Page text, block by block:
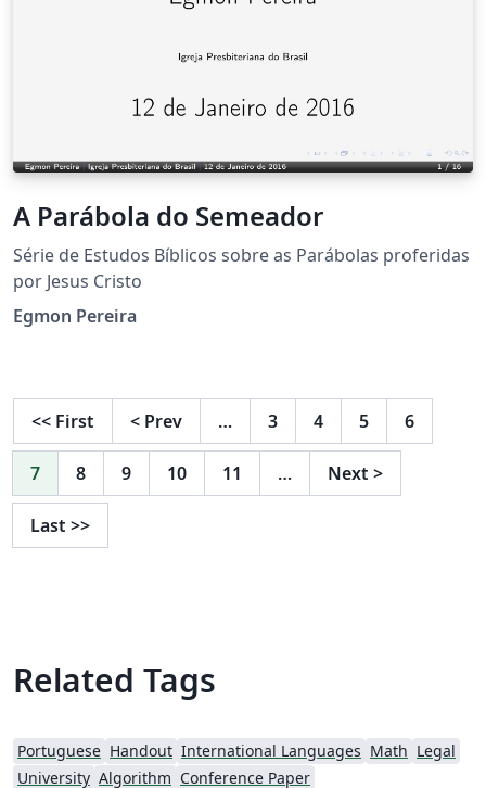
A Parábola do Semeador
Série de Estudos Bíblicos sobre as Parábolas proferidas
por Jesus Cristo
Egmon Pereira
<< First < Prev … 3 4 5 6
7 8 9 10 11 … Next >
Last >>
Related Tags
Portuguese Handout International Languages Math Legal
University Algorithm Conference Paper